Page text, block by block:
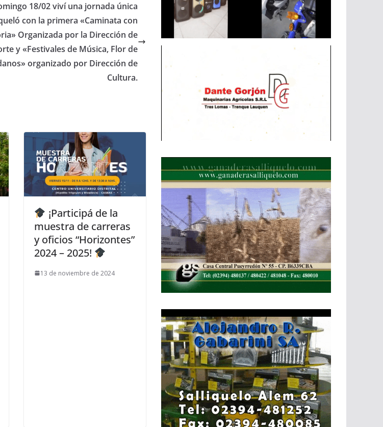
18/02 viví una jornada única
con la primera «Caminata con
Organizada por la Dirección de
y «Festivales de Música, Flor de
organizado por Dirección de
Cultura.
¡Participá de la
muestra de carreras
y oficios “Horizontes”
2024 – 2025!
13 de noviembre de 2024